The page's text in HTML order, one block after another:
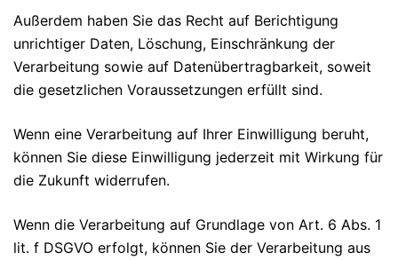
Außerdem haben Sie das Recht auf Berichtigung
unrichtiger Daten, Löschung, Einschränkung der
Verarbeitung sowie auf Datenübertragbarkeit, soweit
die gesetzlichen Voraussetzungen erfüllt sind.
Wenn eine Verarbeitung auf Ihrer Einwilligung beruht,
können Sie diese Einwilligung jederzeit mit Wirkung für
die Zukunft widerrufen.
Wenn die Verarbeitung auf Grundlage von Art. 6 Abs. 1
lit. f DSGVO erfolgt, können Sie der Verarbeitung aus